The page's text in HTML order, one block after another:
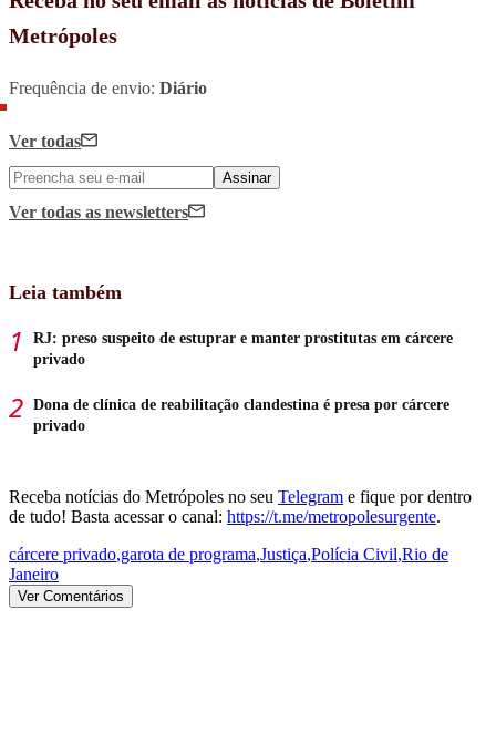
Metrópoles
Frequência de envio: Diário
Ver todas
Assinar
Ver todas as newsletters
Leia também
RJ: preso suspeito de estuprar e manter prostitutas em cárcere
privado
Dona de clínica de reabilitação clandestina é presa por cárcere
privado
Receba notícias do Metrópoles no seu Telegram e fique por dentro
de tudo! Basta acessar o canal: https://t.me/metropolesurgente.
cárcere privado,garota de programa,Justiça,Polícia Civil,Rio de
Janeiro
Ver Comentários